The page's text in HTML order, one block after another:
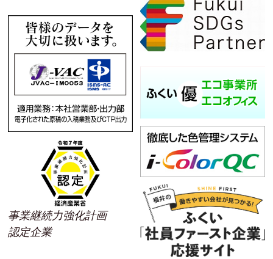
事業継続力強化計画
認定企業